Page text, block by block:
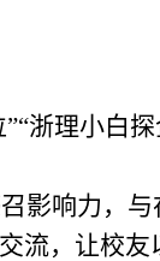
”“浙理小白
影响力，
流，让校